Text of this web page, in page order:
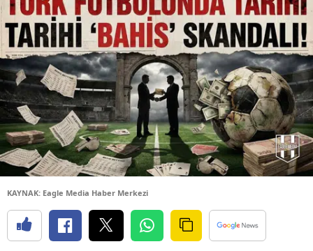
KAYNAK: Eagle Media Haber Merkezi